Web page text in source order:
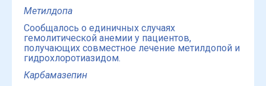
Метилдопа
Сообщалось о единичных случаях
гемолитической анемии у пациентов,
получающих совместное лечение метилдопой и
гидрохлоротиазидом.
Карбамазепин